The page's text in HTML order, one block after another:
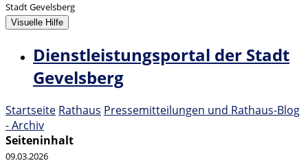
Stadt Gevelsberg
Visuelle Hilfe
Dienstleistungsportal der Stadt
Gevelsberg
Startseite Rathaus Pressemitteilungen und Rathaus-Blog
- Archiv
Seiteninhalt
09.03.2026